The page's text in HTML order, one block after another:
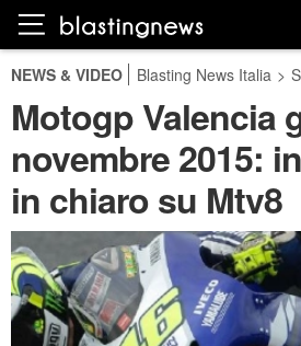
NEWS & VIDEO Blasting News Italia >
Motogp Valencia
novembre 2015:
in chiaro su Mtv8